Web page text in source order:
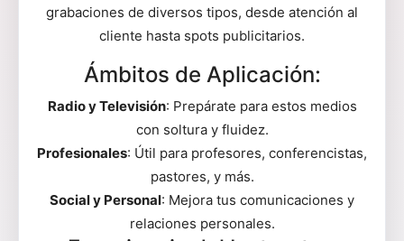
grabaciones de diversos tipos, desde atención al
cliente hasta spots publicitarios.
Ámbitos de Aplicación:
Radio y Televisión: Prepárate para estos medios
con soltura y fluidez.
Profesionales: Útil para profesores, conferencistas,
pastores, y más.
Social y Personal: Mejora tus comunicaciones y
relaciones personales.